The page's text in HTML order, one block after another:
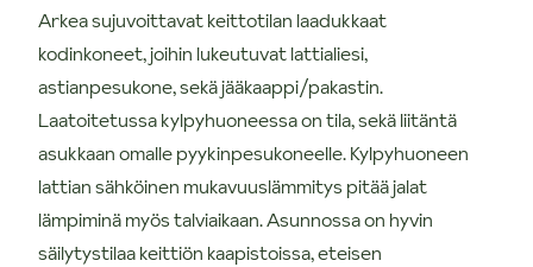
Arkea sujuvoittavat keittotilan laadukkaat
kodinkoneet, joihin lukeutuvat lattialiesi,
astianpesukone, sekä jääkaappi/pakastin.
Laatoitetussa kylpyhuoneessa on tila, sekä liitäntä
asukkaan omalle pyykinpesukoneelle. Kylpyhuoneen
lattian sähköinen mukavuuslämmitys pitää jalat
lämpiminä myös talviaikaan. Asunnossa on hyvin
säilytystilaa keittiön kaapistoissa, eteisen